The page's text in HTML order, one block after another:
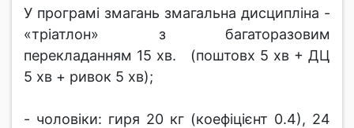
У програмі змагань змагальна дисципліна -
«тріатлон» з багаторазовим
перекладанням 15 хв. (поштовх 5 хв + ДЦ
5 хв + ривок 5 хв);
- чоловіки: гиря 20 кг (коефіцієнт 0.4), 24